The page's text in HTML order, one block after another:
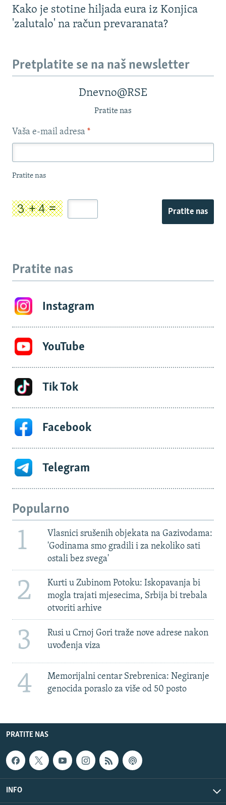
Kako je stotine hiljada eura iz Konjica
'zalutalo' na račun prevaranata?
Pretplatite se na naš newsletter
Dnevno@RSE
Pratite nas
Vaša e-mail adresa *
Pratite nas
Pratite nas
Pratite nas
Instagram
YouTube
Tik Tok
Facebook
Telegram
Popularno
1
Vlasnici srušenih objekata na Gazivodama:
'Godinama smo gradili i za nekoliko sati
ostali bez svega'
2
Kurti u Zubinom Potoku: Iskopavanja bi
mogla trajati mjesecima, Srbija bi trebala
otvoriti arhive
3
Rusi u Crnoj Gori traže nove adrese nakon
uvođenja viza
4
Memorijalni centar Srebrenica: Negiranje
genocida poraslo za više od 50 posto
PRATITE NAS
INFO